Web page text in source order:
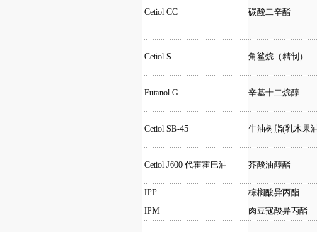
Cetiol CC 碳酸二辛酯
Cetiol S 角鲨烷（精制）
Eutanol G 辛基十二烷醇
Cetiol SB-45 牛油树脂(乳木果
Cetiol J600 代霍霍巴油 芥酸油醇酯
IPP
棕榈酸异丙酯
IPM
肉豆寇酸异丙酯